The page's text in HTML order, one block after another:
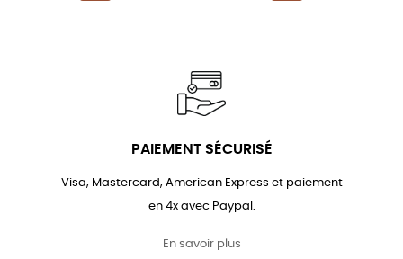
PAIEMENT SÉCURISÉ
Visa, Mastercard, American Express et paiement
en 4x avec Paypal.
En savoir plus